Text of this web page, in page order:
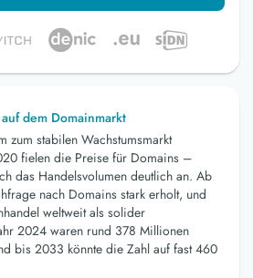
dem Domainmarkt
zum stabilen Wachstumsmarkt
fielen die Preise für Domains –
das Handelsvolumen deutlich an. Ab
nach Domains stark erholt, und
weltweit als solider
2024 waren rund 378 Millionen
bis 2033 könnte die Zahl auf fast 460